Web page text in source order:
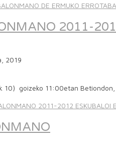
DE ERMUKO
2011-
2019
10) goizeko 11:00etan
2011-2012 ESKUBALOI